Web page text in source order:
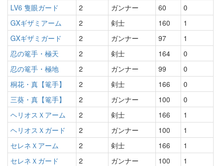
LV6 隻眼ガード
2 ガンナー 60
0
GXギザミアーム
2 剣士 160
1
GXギザミガード
2 ガンナー 97
1
忍の篭手・極天
2 剣士 164
0
忍の篭手・極地
2 ガンナー 99
0
桐花・真【篭手】
2 剣士 166
0
三葵・真【篭手】
2 ガンナー 100
0
ヘリオスＸアーム
2 剣士 166
1
ヘリオスＸガード
2 ガンナー 100
1
セレネＸアーム
2 剣士 166
1
セレネＸガード
2 ガンナー 100
1